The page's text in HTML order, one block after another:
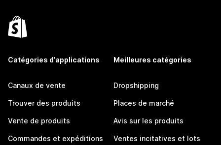
Catégories d’applications
Canaux de vente
Trouver des produits
Vente de produits
Commandes et expéditions
Meilleures catégories
Dropshipping
Places de marché
Avis sur les produits
Ventes incitatives et lots